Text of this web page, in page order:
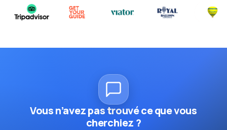
Vous n’avez pas trouvé ce que vous
cherchiez ?